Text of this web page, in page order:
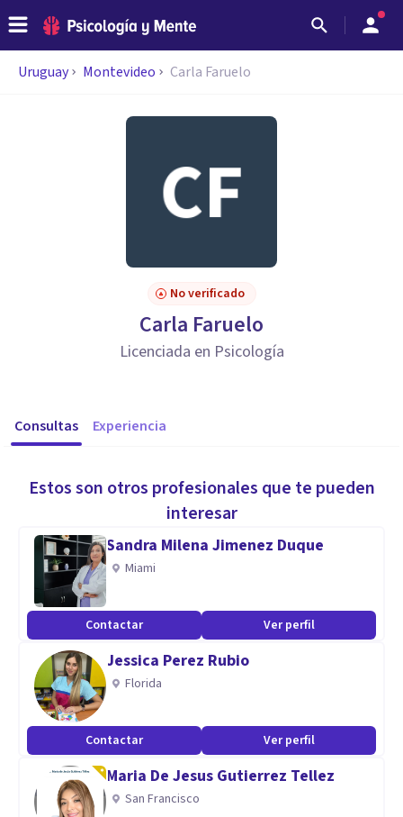
Uruguay Montevideo Carla Faruelo
No verificado
Carla Faruelo
Licenciada en Psicología
Consultas Experiencia
Estos son otros profesionales que te pueden
interesar
Sandra Milena Jimenez Duque
Miami
Contactar Ver perfil
Jessica Perez Rubio
Florida
Contactar Ver perfil
Maria De Jesus Gutierrez Tellez
San Francisco